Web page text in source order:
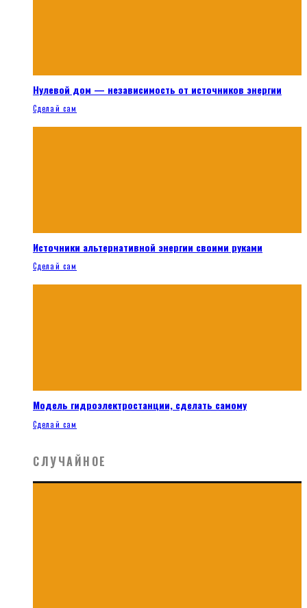
Нулевой дом — независимость от источников энергии
Сделай сам
Источники альтернативной энергии своими руками
Сделай сам
Модель гидроэлектростанции, сделать самому
Сделай сам
СЛУЧАЙНОЕ